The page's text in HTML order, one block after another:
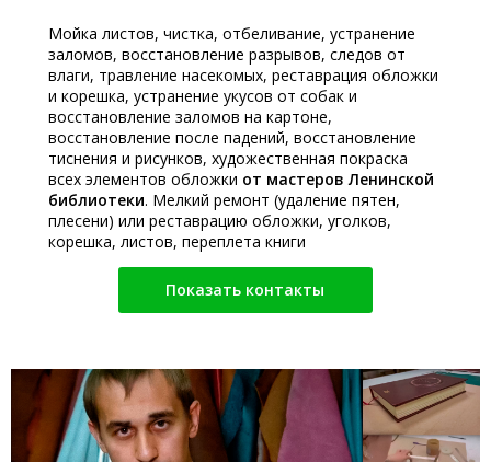
Мойка листов, чистка, отбеливание, устранение
заломов, восстановление разрывов, следов от
влаги, травление насекомых, реставрация обложки
и корешка, устранение укусов от собак и
восстановление заломов на картоне,
восстановление после падений, восстановление
тиснения и рисунков, художественная покраска
всех элементов обложки от мастеров Ленинской
библиотеки. Мелкий ремонт (удаление пятен,
плесени) или реставрацию обложки, уголков,
корешка, листов, переплета книги
Показать контакты